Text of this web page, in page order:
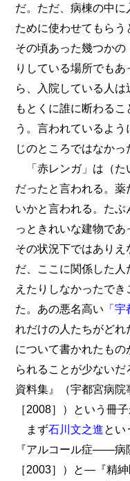
だ。ただ、病棟の中
ために使わせてもらう
その頃あった幾つかの
りしている場所でも
ら、入院している人
もとくに誰に断わる
う。言われているよ
じのところではなかっ
「赤レンガ」は（た
だったと言われる。
いかと言われる。た
っときれいな建物で
その状況下ではあり
だ、ここに関係した
えたりしなかったで
た。あの悪名高い 「
れだけの人たちがど
について書かれたも
られることが少ない
資料集』（宇都宮病
［2008］）という冊
まず石川文之進と
『アルコール症――病
［2003］）と―『精